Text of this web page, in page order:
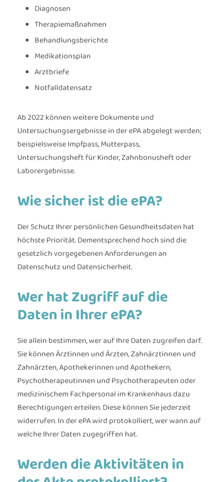
Diagnosen
Therapiemaßnahmen
Behandlungsberichte
Medikationsplan
Arztbriefe
Notfalldatensatz
Ab 2022 können weitere Dokumente und
Untersuchungsergebnisse in der ePA abgelegt werden;
beispielsweise Impfpass, Mutterpass,
Untersuchungsheft für Kinder, Zahnbonusheft oder
Laborergebnisse.
Wie sicher ist die ePA?
Der Schutz Ihrer persönlichen Gesundheitsdaten hat
höchste Priorität. Dementsprechend hoch sind die
gesetzlich vorgegebenen Anforderungen an
Datenschutz und Datensicherheit.
Wer hat Zugriff auf die
Daten in Ihrer ePA?
Sie allein bestimmen, wer auf Ihre Daten zugreifen darf.
Sie können Ärztinnen und Ärzten, Zahnärztinnen und
Zahnärzten, Apothekerinnen und Apothekern,
Psychotherapeutinnen und Psychotherapeuten oder
medizinischem Fachpersonal im Krankenhaus dazu
Berechtigungen erteilen. Diese können Sie jederzeit
widerrufen. In der ePA wird protokolliert, wer wann auf
welche Ihrer Daten zugegriffen hat.
Werden die Aktivitäten in